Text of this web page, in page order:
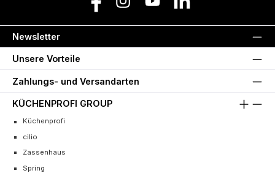
Facebook Instagram YouTube LinkedIn
Newsletter
Unsere Vorteile
Zahlungs- und Versandarten
KÜCHENPROFI GROUP
Küchenprofi
cilio
Zassenhaus
Spring